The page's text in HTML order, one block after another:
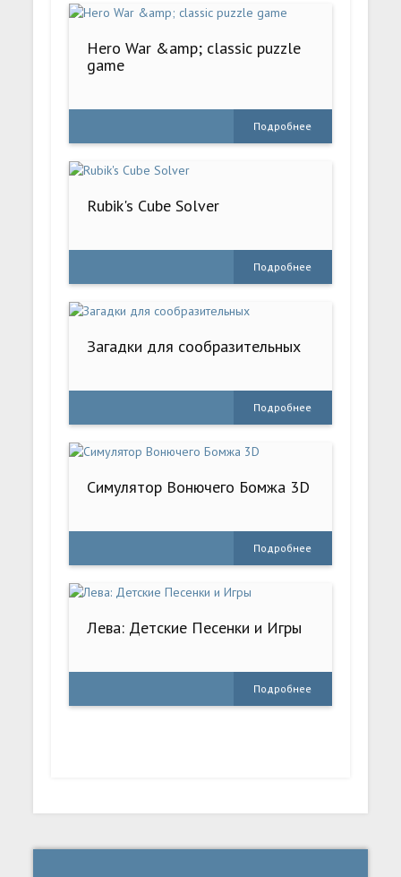
Hero War &amp; classic puzzle
game
Подробнее
Rubik's Cube Solver
Подробнее
Загадки для сообразительных
Подробнее
Симулятор Вонючего Бомжа 3D
Подробнее
Лева: Детские Песенки и Игры
Подробнее